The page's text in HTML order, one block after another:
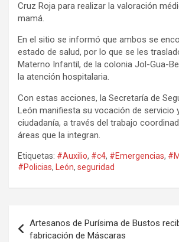
Cruz Roja para realizar la valoración
mamá.
En el sitio se informó que ambos se
estado de salud, por lo que se les
Materno Infantil, de la colonia Jol-Gua-
la atención hospitalaria.
Con estas acciones, la Secretaría de
León manifiesta su vocación de servicio
ciudadanía, a través del trabajo
áreas que la integran.
Etiquetas: #Auxilio, #c4, #Emergencias,
#Policias, León, seguridad
de
Artesanos de Purísima de Bustos
fabricación de Máscaras